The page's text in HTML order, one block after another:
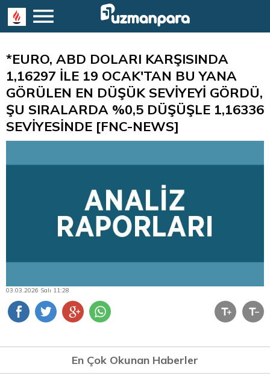
*EURO, ABD DOLARI KARŞISINDA
1,16297 İLE 19 OCAK'TAN BU YANA
GÖRÜLEN EN DÜŞÜK SEVİYEYİ GÖRDÜ,
ŞU SIRALARDA %0,5 DÜŞÜŞLE 1,16336
SEVİYESİNDE [FNC-NEWS]
03.03.2026 Salı 11:28
En Çok Okunan Haberler